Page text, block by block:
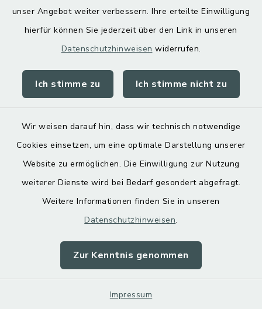
unser Angebot weiter verbessern. Ihre erteilte Einwilligung
hierfür können Sie jederzeit über den Link in unseren
Datenschutzhinweisen widerrufen.
Ich stimme zu Ich stimme nicht zu
Wir weisen darauf hin, dass wir technisch notwendige
Cookies einsetzen, um eine optimale Darstellung unserer
Website zu ermöglichen. Die Einwilligung zur Nutzung
weiterer Dienste wird bei Bedarf gesondert abgefragt.
Weitere Informationen finden Sie in unseren
Datenschutzhinweisen.
Zur Kenntnis genommen
Impressum
ekp-vagen@gmx.de
https://pfarrverband-
bruckmuehl.de/kindedr-jugend-
senioren/elter-kind-
gruppen.html
Evangelisch-
Freikirchliche
Gemeinde
Bruckmühl
Kirchdorfer Straße 9 B,
83052 Bruckmühl
08062 7790173